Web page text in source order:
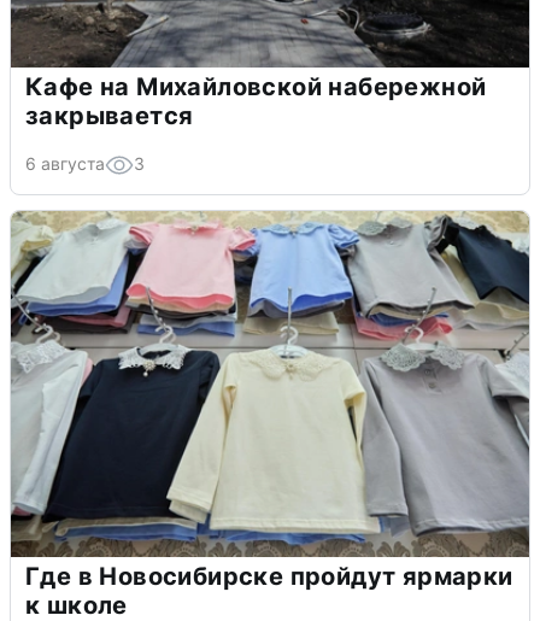
Кафе на Михайловской набережной
закрывается
6 августа 3
Где в Новосибирске пройдут ярмарки
к школе